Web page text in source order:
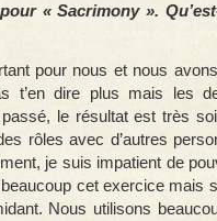
« Sacrimony ».
pour nous et nous
t’en dire plus mais les
le résultat est très
rôles avec d’autres
je suis impatient de
cet exercice mais
Nous utilisons